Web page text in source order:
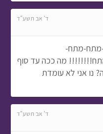
ד' אב תשע"ד
מתח-מתח-
מה ככה עד סוף
נו אני לא עומדת
ד' אב תשע"ד